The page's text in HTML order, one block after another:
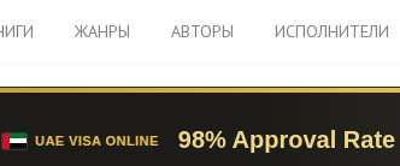
ЖАНРЫ АВТОРЫ ИСПОЛНИТЕЛИ